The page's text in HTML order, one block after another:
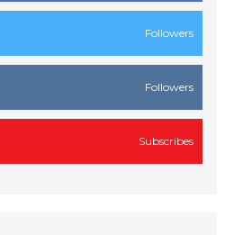
Followers
Followers
Subscribes